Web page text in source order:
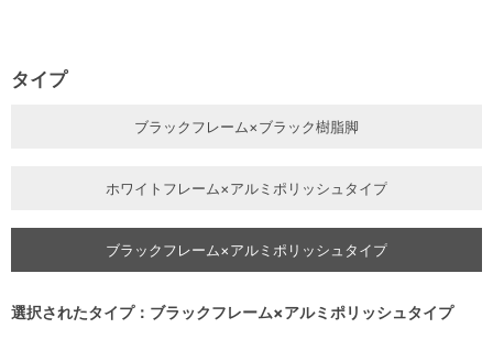
タイプ
ブラックフレーム×ブラック樹脂脚
ホワイトフレーム×アルミポリッシュタイプ
ブラックフレーム×アルミポリッシュタイプ
選択されたタイプ：ブラックフレーム×アルミポリッシュタイプ